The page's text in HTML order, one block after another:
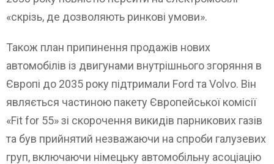
«скрізь, де дозволяють ринкові умови».
Також план припинення продажів нових
автомобілів із двигунами внутрішнього згоряння в
Європі до 2035 року підтримали Ford та Volvo. Він
являється частиною пакету Європейської комісії
«Fit for 55» зі скорочення викидів парникових газів
та був прийнятий незважаючи на спроби галузевих
груп, включаючи німецьку автомобільну асоціацію